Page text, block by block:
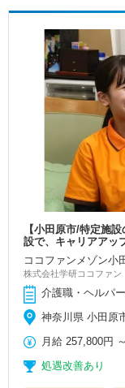
【小田原市/特定施
設で、キャリアアッ
ココファンメゾン小
株式会社学研ココファン
介護職・ヘルパ
神奈川県 小田原
月給 257,800円
処遇改善あり